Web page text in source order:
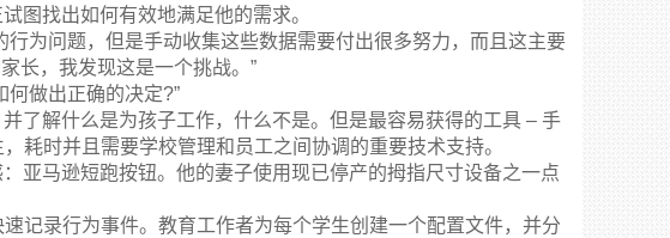
图找出如何有效地满足他的需求。
为问题，但是手动收集这些数据需要付出很多努力，而且这主要
长，我发现这是一个挑战。”
何做出正确的决定?”
了解什么是为孩子工作，什么不是。但是最容易获得的工具 – 手
耗时并且需要学校管理和员工之间协调的重要技术支持。
亚马逊短跑按钮。他的妻子使用现已停产的拇指尺寸设备之一点
记录行为事件。教育工作者为每个学生创建一个配置文件，并分